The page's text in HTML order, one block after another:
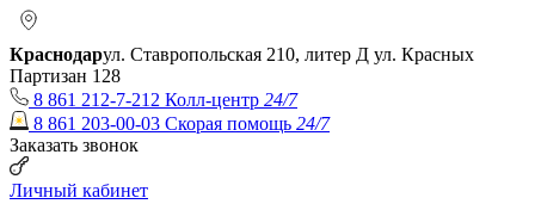
Краснодарул. Ставропольская 210, литер Д ул. Красных
Партизан 128
8 861 212-7-212 Колл-центр 24/7
8 861 203-00-03 Скорая помощь 24/7
Заказать звонок
Личный кабинет